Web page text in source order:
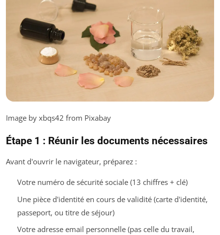
Image by xbqs42 from Pixabay
Étape 1 : Réunir les documents nécessaires
Avant d'ouvrir le navigateur, préparez :
Votre numéro de sécurité sociale (13 chiffres + clé)
Une pièce d'identité en cours de validité (carte d'identité,
passeport, ou titre de séjour)
Votre adresse email personnelle (pas celle du travail,